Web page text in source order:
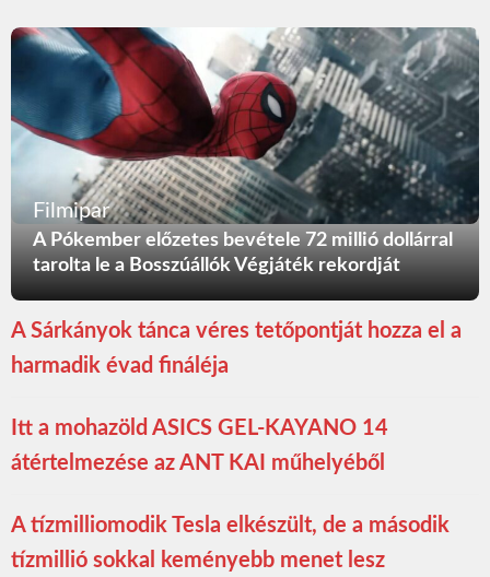
Filmipar
A Pókember előzetes bevétele 72 millió dollárral
tarolta le a Bosszúállók Végjáték rekordját
A Sárkányok tánca véres tetőpontját hozza el a
harmadik évad fináléja
Itt a mohazöld ASICS GEL-KAYANO 14
átértelmezése az ANT KAI műhelyéből
A tízmilliomodik Tesla elkészült, de a második
tízmillió sokkal keményebb menet lesz